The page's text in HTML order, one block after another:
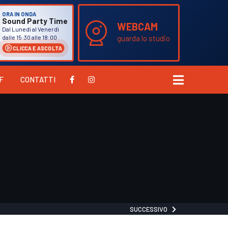
ORA IN ONDA
Sound Party Time
Dal Lunedì al Venerdì
dalle 15:30 alle 18:00
CLICCA E ASCOLTA
WEBCAM
guarda lo studio
CONTATTI
SUCCESSIVO